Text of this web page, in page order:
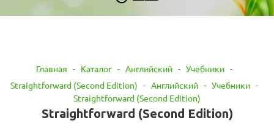
Главная - Каталог - Английский - Учебники -
Straightforward (Second Edition) - Английский - Учебники -
Straightforward (Second Edition)
Straightforward (Second Edition)